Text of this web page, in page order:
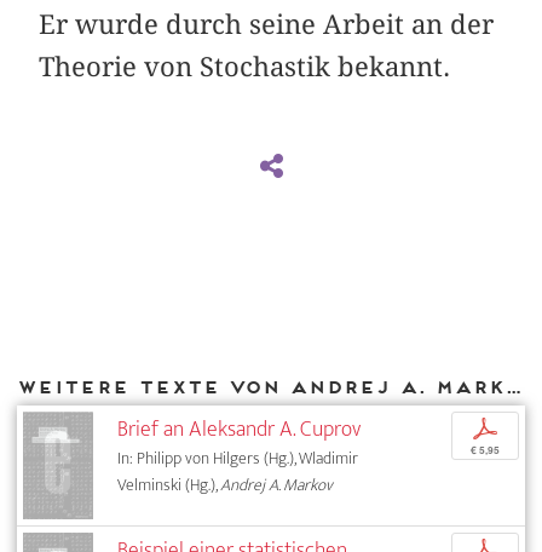
Er wurde durch seine Arbeit an der
Theorie von Stochastik bekannt.
Weitere Texte von Andrej A. Markov bei DIAPHANES
Brief an Aleksandr A. Cuprov
In: Philipp von Hilgers (Hg.), Wladimir
Velminski (Hg.),Andrej A. Markov
p
€ 5,95